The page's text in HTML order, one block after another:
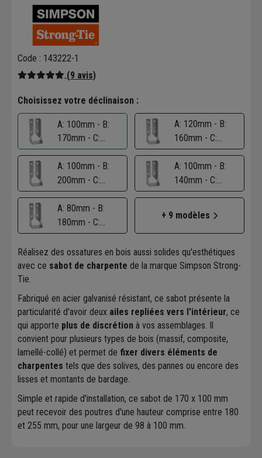
Code : 143222-1
(9 avis)
Choisissez votre déclinaison :
A: 100mm - B:
170mm - C:
76mm - Ép. 2 mm
A: 120mm - B:
160mm - C:
76mm - Ép. 2 mm
A: 100mm - B:
200mm - C:
76mm - Ép. 2 mm
A: 100mm - B:
140mm - C:
76mm - Ép. 2 mm
A: 80mm - B:
180mm - C:
76mm - Ép. 2 mm
+ 9 modèles
Réalisez des ossatures en bois aussi solides qu'esthétiques
avec ce sabot de charpente de la marque Simpson Strong-
Tie.
Fabriqué en acier galvanisé résistant, ce sabot présente la
particularité d'avoir deux ailes repliées vers l'intérieur, ce
qui apporte plus de discrétion à vos assemblages. Il
convient pour plusieurs types de bois (massif, composite,
lamellé-collé) et permet de fixer divers éléments de
charpentes tels que des solives, des pannes ou encore des
lisses et montants de bardage.
Simple et rapide d'installation, ce sabot de 170 x 100 mm
peut recevoir des poutres d'une hauteur comprise entre 180
et 255 mm, pour une largeur de 98 à 100 mm.